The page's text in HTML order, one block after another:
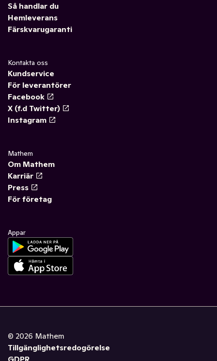
Så handlar du
Hemleverans
Färskvarugaranti
Kontakta oss
Kundservice
För leverantörer
Facebook
X (f.d Twitter)
Instagram
Mathem
Om Mathem
Karriär
Press
För företag
Appar
© 2026 Mathem
Tillgänglighetsredogörelse
GDPR